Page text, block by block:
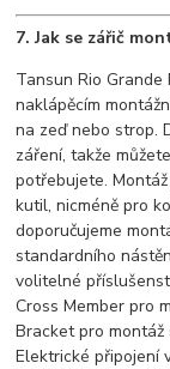
7. Jak se zářič
Tansun Rio
naklápěcím
na zeď nebo strop.
záření, takže
potřebujete.
kutil, nicméně pro
doporučujeme
standardního
volitelné
Cross Member pro
Bracket pro
Elektrické připojení